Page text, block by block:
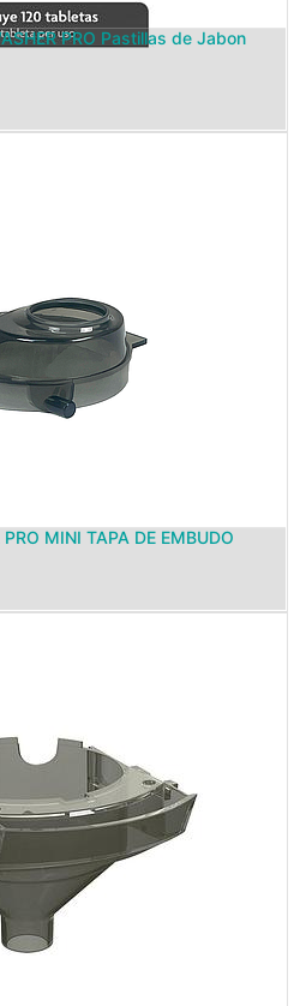
PRO Pastillas de Jabon
MINI TAPA DE EMBUDO